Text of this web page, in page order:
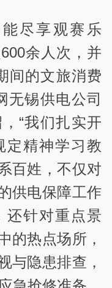
尽享观赛乐
600余人次，并
间的文旅消费
无锡供电公司
“我们扎实开
定精神学习教
百姓，不仅对
供电保障工作
还针对重点景
的热点场所，
与隐患排查，